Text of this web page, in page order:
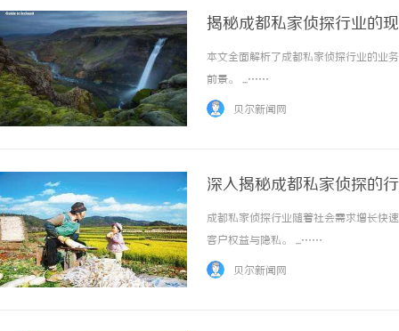
揭秘成都私家侦探行业的
本文全面解析了成都私家侦探行业的业
前景。 ...……
贝尔新闻网
深入揭秘成都私家侦探的
成都私家侦探行业随着社会需求增长快
客户权益与隐私。 ...……
贝尔新闻网
的秘密武器